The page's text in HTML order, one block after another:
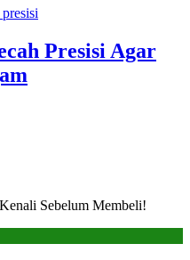
Presisi Agar
Sebelum Membeli!